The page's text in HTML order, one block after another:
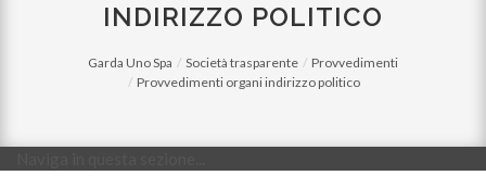
INDIRIZZO POLITICO
Garda Uno Spa Società trasparente
Provvedimenti
Provvedimenti organi indirizzo politico